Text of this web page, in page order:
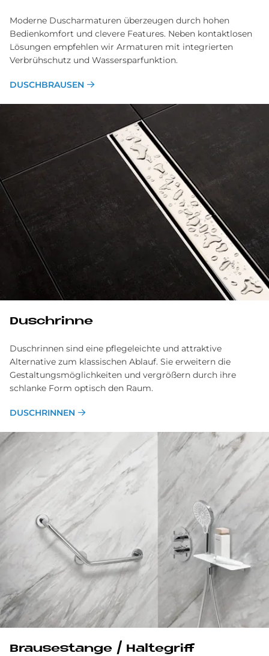
Moderne Dusch­armaturen überzeugen durch hohen
Bedien­komfort und clevere Features. Neben kontakt­losen
Lösungen empfehlen wir Armaturen mit integrierten
Verbrüh­schutz und Wassersparfunktion.
DUSCHBRAUSEN
Dusch­rin­ne
Duschrinnen sind eine pflegeleichte und attraktive
Alternative zum klassischen Ablauf. Sie er­weitern die
Gestaltungs­möglichkeiten und ver­größern durch ihre
schlanke Form optisch den Raum.
DUSCHRINNEN
Brau­se­stan­ge / Hal­te­griff